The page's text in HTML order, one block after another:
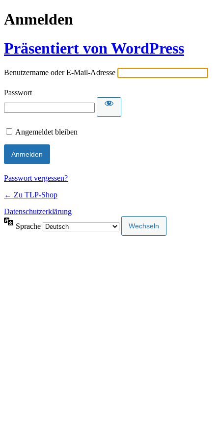
Anmelden
Präsentiert von WordPress
Benutzername oder E-Mail-Adresse
Passwort
Angemeldet bleiben
Passwort vergessen?
← Zu TLP-Shop
Datenschutzerklärung
Sprache